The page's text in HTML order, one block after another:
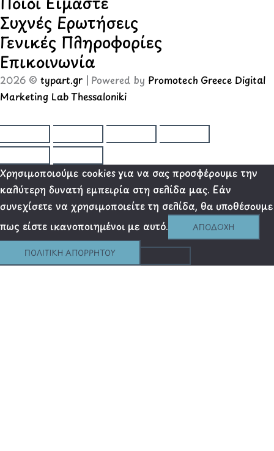
Συχνές Ερωτήσεις
Γενικές Πληροφορίες
Επικοινωνία
2026 © typart.gr | Powered by Promotech Greece Digital
Marketing Lab Thessaloniki
Χρησιμοποιούμε cookies για να σας προσφέρουμε την
καλύτερη δυνατή εμπειρία στη σελίδα μας. Εάν
συνεχίσετε να χρησιμοποιείτε τη σελίδα, θα υποθέσουμε
πως είστε ικανοποιημένοι με αυτό.
ΑΠΟΔΟΧΉ
ΠΟΛΙΤΙΚΉ ΑΠΟΡΡΉΤΟΥ